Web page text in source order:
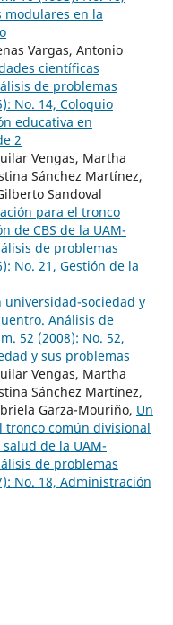
modulares en la
Vargas, Antonio
científicas
de problemas
No. 14, Coloquio
educativa en
2
Vengas, Martha
Sánchez Martínez,
Sandoval
para el tronco
de CBS de la UAM-
de problemas
No. 21, Gestión de la
universidad-sociedad y
Análisis de
52 (2008): No. 52,
y sus problemas
Vengas, Martha
Sánchez Martínez,
Garza-Mouriño, Un
tronco común divisional
de la UAM-
de problemas
No. 18, Administración